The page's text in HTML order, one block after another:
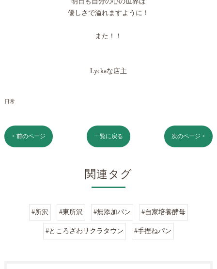
優しさで溢れますように！
また！！
Lyckaな店主
日常
< 前のページ 一覧に戻る 次のページ >
関連タグ
#所沢 #東所沢 #無添加パン #自家培養酵母
#ところざわサクラタウン #手捏ねパン